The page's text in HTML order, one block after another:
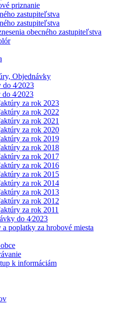
priznanie
zastupiteľstva
zastupiteľstva
obecného zastupiteľstva
Objednávky
4⁄2023
4⁄2023
za rok 2023
za rok 2022
za rok 2021
za rok 2020
za rok 2019
za rok 2018
za rok 2017
za rok 2016
za rok 2015
za rok 2014
za rok 2013
za rok 2012
za rok 2011
do 4⁄2023
poplatky za hrobové miesta
k informáciám